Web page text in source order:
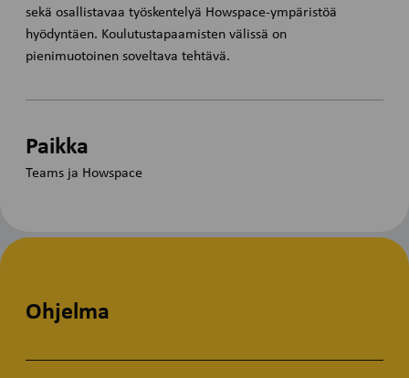
sekä osallistavaa työskentelyä Howspace-ympäristöä
hyödyntäen. Koulutustapaamisten välissä on
pienimuotoinen soveltava tehtävä.
Paikka
Teams ja Howspace
Ohjelma